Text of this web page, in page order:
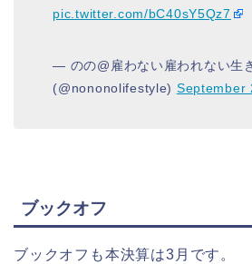
pic.twitter.com/bC40sY5Qz7
— のの@雇わない雇われない生
(@nononolifestyle) September
ブックオフ
ブックオフも本決算は3月です。